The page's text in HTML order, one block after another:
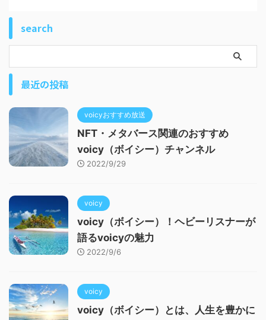
search
最近の投稿
voicyおすすめ放送
NFT・メタバース関連のおすすめ
voicy（ボイシー）チャンネル
2022/9/29
voicy
voicy（ボイシー）！ヘビーリスナーが
語るvoicyの魅力
2022/9/6
voicy
voicy（ボイシー）とは、人生を豊かに